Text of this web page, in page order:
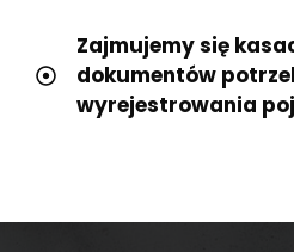
Zajmujemy się
dokumentów
wyrejestrowania